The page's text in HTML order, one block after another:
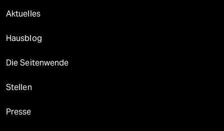
Aktuelles
Hausblog
Die Seitenwende
Stellen
Presse